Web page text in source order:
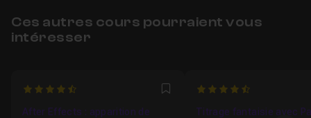
Ces autres cours pourraient vous
intéresser
4.5 Favori
After Effects : apparition de
4.5
Titrage fantaisie avec